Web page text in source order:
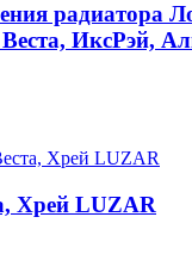
радиатора
ИксРэй,
Хрей LUZAR